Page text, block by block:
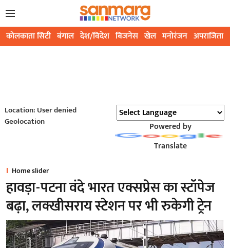
कोलकाता सिटी बंगाल देश/विदेश बिजनेस खेल मनोरंजन अपराजिता
Location: User denied
Geolocation
Powered by
Translate
Home slider
हावड़ा-पटना वंदे भारत एक्सप्रेस का स्टॉपेज
बढ़ा, लक्खीसराय स्टेशन पर भी रुकेगी ट्रेन